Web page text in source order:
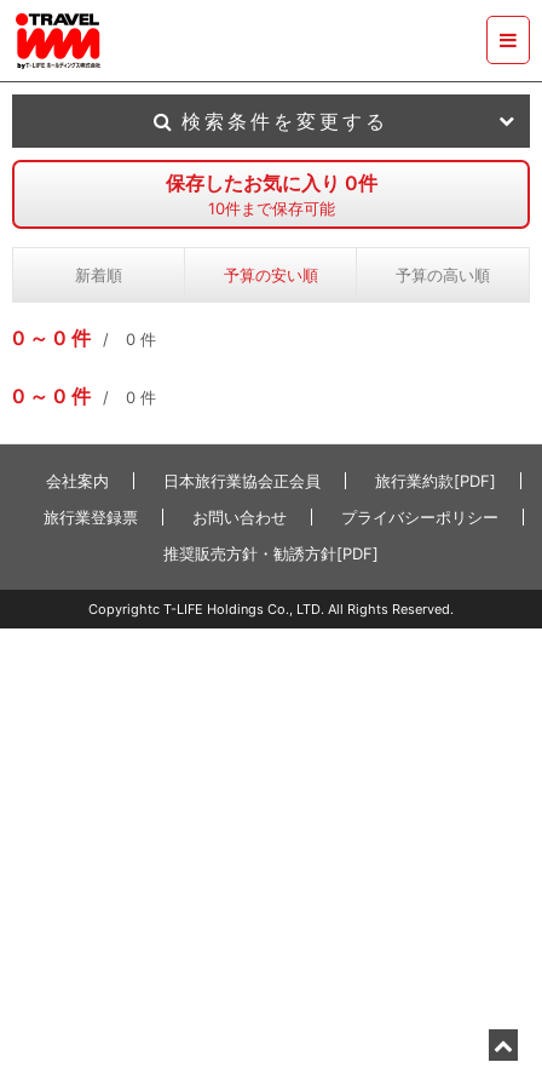
保存したお気に入り 0件
10件まで保存可能
新着順 予算の安い順 予算の高い順
0 0 件 0 件
0 0 件 0 件
検索条件を変更する
会社案内 日本旅行業協会正会員
旅行業約款[PDF]
旅行業登録票
お問い合わせ
プライバシーポリシー
推奨販売方針・勧誘方針[PDF]
Copyrightc T-LIFE Holdings Co., LTD. All Rights Reserved.